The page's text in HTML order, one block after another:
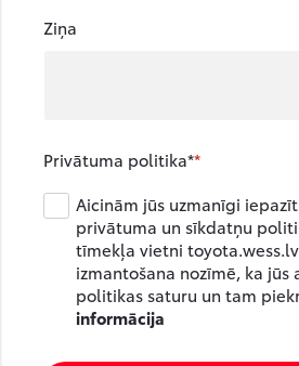
Ziņa
Privātuma politika*
Aicinām jūs uzmanīgi
privātuma un sīkdatņu
tīmekļa vietni
izmantošana nozīmē, ka jūs
politikas saturu un tam
informācija